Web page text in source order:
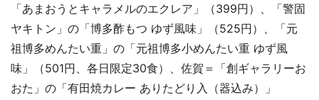
「あまおうとキャラメルのエクレア」（399円）、「警固
ヤキトン」の「博多酢もつ ゆず風味」（525円）、「元
祖博多めんたい重」の「元祖博多小めんたい重 ゆず風
味」（501円、各日限定30食）、佐賀＝「創ギャラリーお
おた」の「有田焼カレー ありたどり入（器込み）」